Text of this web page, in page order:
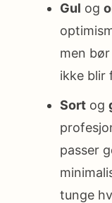
Gul og
men
ikke blir
Sort og
passer
tunge